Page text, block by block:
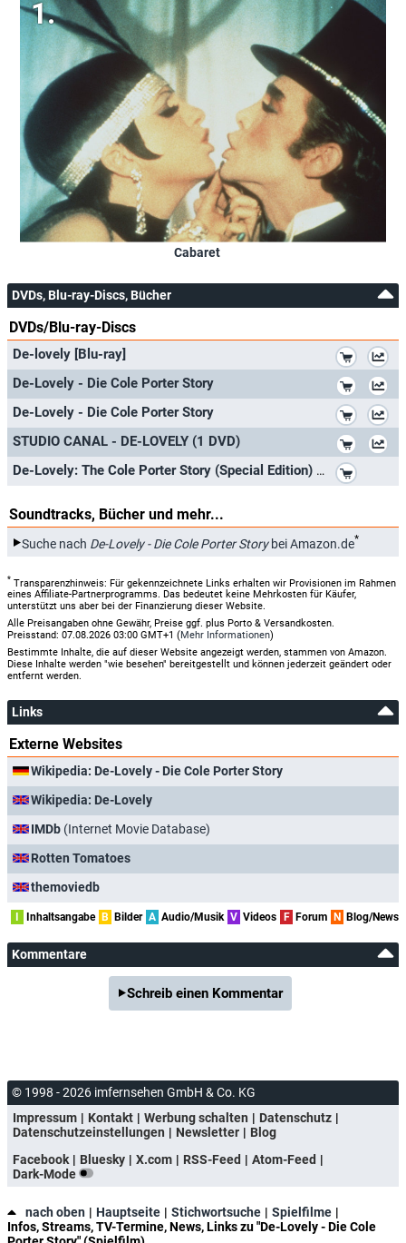
Cabaret
DVDs, Blu-ray-Discs, Bücher
DVDs/Blu-ray-Discs
De-lovely [Blu-ray]
De-Lovely - Die Cole Porter Story
De-Lovely - Die Cole Porter Story
STUDIO CANAL - DE-LOVELY (1 DVD)
De-Lovely: The Cole Porter Story (Special Edition) by Kevin Kline
Soundtracks, Bücher und mehr...
Suche nach De-Lovely - Die Cole Porter Storybei Amazon.de*
* Transparenzhinweis: Für gekennzeichnete Links erhalten wir Provisionen im Rahmen
eines Affiliate-Partnerprogramms. Das bedeutet keine Mehrkosten für Käufer,
unterstützt uns aber bei der Finanzierung dieser Website.
Alle Preisangaben ohne Gewähr, Preise ggf. plus Porto & Versandkosten.
Preisstand: 07.08.2026 03:00 GMT+1 (Mehr Informationen)
Bestimmte Inhalte, die auf dieser Website angezeigt werden, stammen von Amazon.
Diese Inhalte werden "wie besehen" bereitgestellt und können jederzeit geändert oder
entfernt werden.
Links
Externe Websites
Wikipedia: De-Lovely - Die Cole Porter Story
Wikipedia: De-Lovely
IMDb (Internet Movie Database)
Rotten Tomatoes
themoviedb
Inhaltsangabe B Bilder A Audio/Musik V Videos F Forum N Blog/News
Kommentare
Schreib einen Kommentar
© 1998 - 2026 imfernsehen GmbH & Co. KG
Impressum
Kontakt Werbung schalten
Datenschutz
Datenschutzeinstellungen
Newsletter
Blog
Facebook
Bluesky X.com RSS-Feed
Atom-Feed
Dark-Mode
nach oben Hauptseite Stichwortsuche
Spielfilme
Infos, Streams, TV-Termine, News, Links zu "De-Lovely - Die Cole